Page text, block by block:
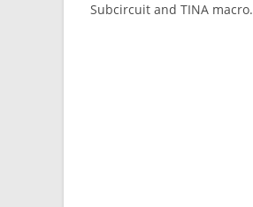
Subcircuit and TINA macro.